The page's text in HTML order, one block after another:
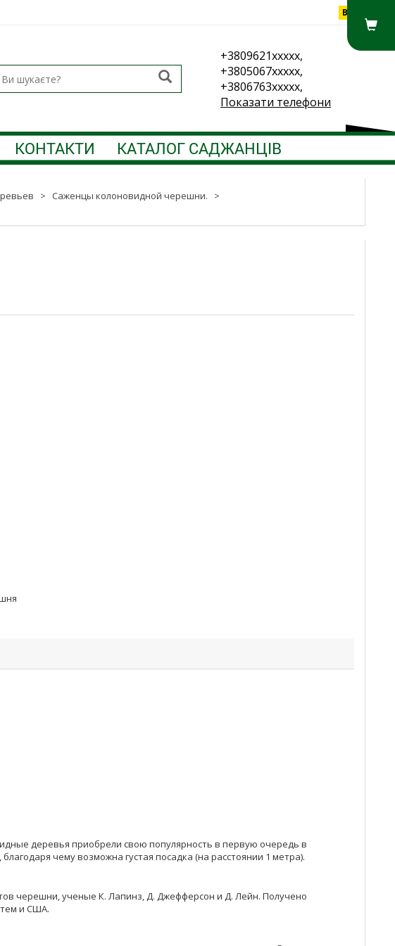
Вхід
+3809621xxxxx,
+3805067xxxxx,
+3806763xxxxx,
Показати телефони
КОНТАКТИ КАТАЛОГ САДЖАНЦІВ
> Саженцы колоновидной черешни.
>
деревья приобрели свою популярность в первую очередь в
чему возможна густая посадка (на расстоянии 1 метра).
черешни, ученые К. Лапинз, Д. Джефферсон и Д. Лейн. Получено
и США.